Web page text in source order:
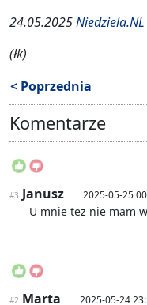
24.05.2025Niedziela.NL
(łk)
< Poprzednia
Komentarze
#3 Janusz 2025-05-25
U mnie tez nie mam
#2 Marta 2025-05-24